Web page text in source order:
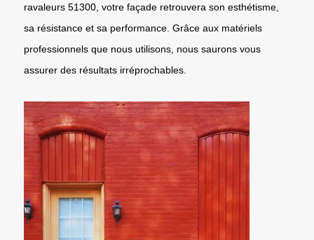
ravaleurs 51300, votre façade retrouvera son esthétisme,
sa résistance et sa performance. Grâce aux matériels
professionnels que nous utilisons, nous saurons vous
assurer des résultats irréprochables.